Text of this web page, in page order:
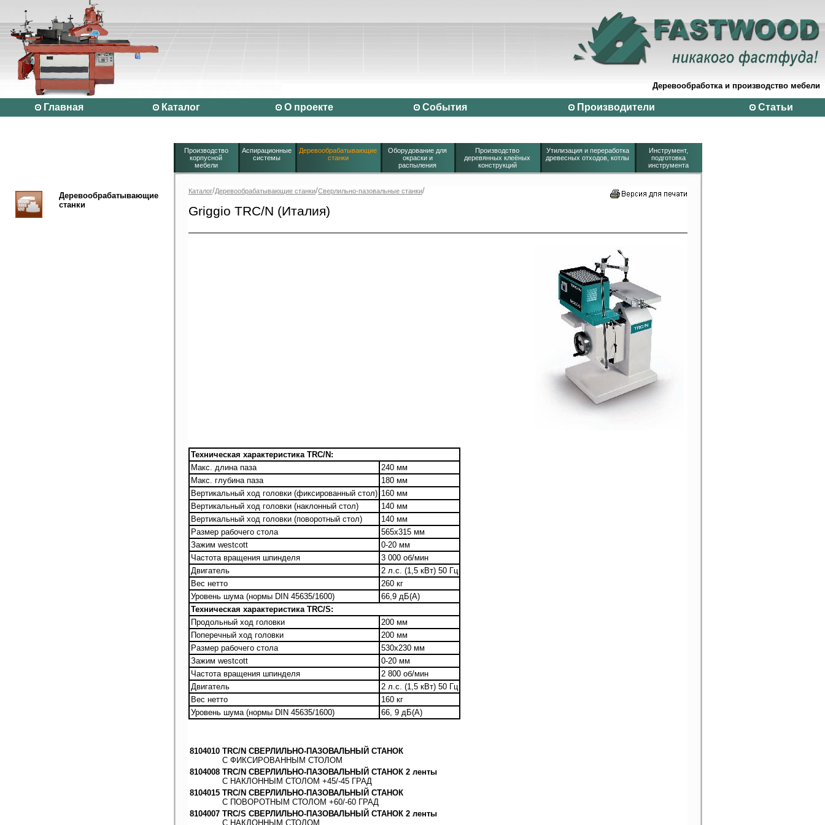
Деревообработка и производство мебели
Главная Каталог О проекте События Производители Статьи
Производство
корпусной
мебели
Аспирационные
системы
Деревообрабатывающие
станки
Оборудование для
окраски и
распыления
Производство
деревянных клеёных
конструкций
Утилизация и переработка
древесных отходов, котлы
Инструмент,
подготовка
инструмента
Деревообрабатывающие
станки
Каталог/Деревообрабатывающие станки/Сверлильно-пазовальные станки/
Griggio TRC/N (Италия)
Техническая характеристика TRC/N:
Макс. длина паза
240 мм
Макс. глубина паза
180 мм
Вертикальный ход головки (фиксированный стол) 160 мм
Вертикальный ход головки (наклонный стол)
140 мм
Вертикальный ход головки (поворотный стол)
140 мм
Размер рабочего стола
565х315 мм
Зажим westcott
0-20 мм
Частота вращения шпинделя
3 000 об/мин
Двигатель
2 л.с. (1,5 кВт) 50 Гц
Вес нетто
260 кг
Уровень шума (нормы DIN 45635/1600)
66,9 дБ(А)
Техническая характеристика TRC/S:
Продольный ход головки
200 мм
Поперечный ход головки
200 мм
Размер рабочего стола
530х230 мм
Зажим westcott
0-20 мм
Частота вращения шпинделя
2 800 об/мин
Двигатель
2 л.с. (1,5 кВт) 50 Гц
Вес нетто
160 кг
Уровень шума (нормы DIN 45635/1600)
66, 9 дБ(А)
8104010 TRC/N СВЕРЛИЛЬНО-ПАЗОВАЛЬНЫЙ СТАНОК
С ФИКСИРОВАННЫМ СТОЛОМ
8104008 TRC/N СВЕРЛИЛЬНО-ПАЗОВАЛЬНЫЙ СТАНОК 2 ленты
С НАКЛОННЫМ СТОЛОМ +45/-45 ГРАД
8104015 TRC/N СВЕРЛИЛЬНО-ПАЗОВАЛЬНЫЙ СТАНОК
С ПОВОРОТНЫМ СТОЛОМ +60/-60 ГРАД
8104007 TRC/S СВЕРЛИЛЬНО-ПАЗОВАЛЬНЫЙ СТАНОК 2 ленты
С НАКЛОННЫМ СТОЛОМ